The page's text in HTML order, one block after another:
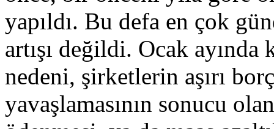
yapıldı. Bu defa en çok
artışı değildi. Ocak
nedeni, şirketlerin aşırı
yavaşlamasının sonucu